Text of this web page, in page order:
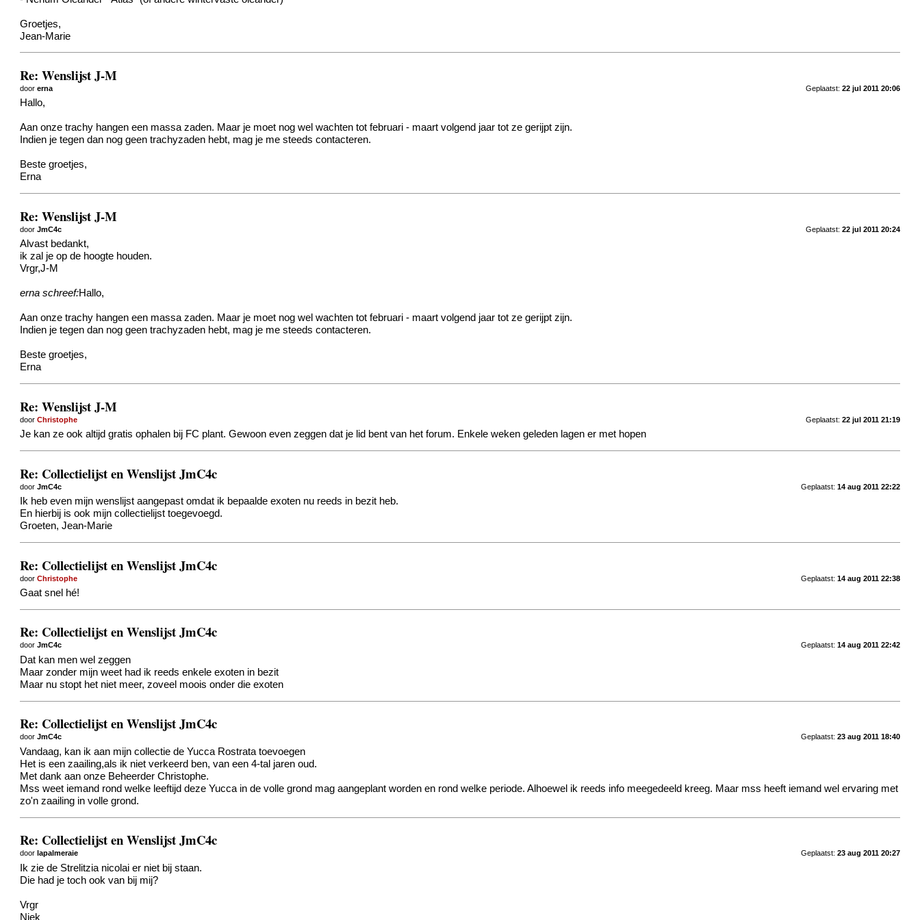
Groetjes,
Jean-Marie
Re: Wenslijst J-M
Geplaatst: 22 jul 2011 20:06
doorerna
Hallo,
Aan onze trachy hangen een massa zaden. Maar je moet nog wel wachten tot februari - maart volgend jaar tot ze gerijpt zijn.
Indien je tegen dan nog geen trachyzaden hebt, mag je me steeds contacteren.
Beste groetjes,
Erna
Re: Wenslijst J-M
Geplaatst: 22 jul 2011 20:24
doorJmC4c
Alvast bedankt,
ik zal je op de hoogte houden.
Vrgr,J-M
erna schreef:Hallo,
Aan onze trachy hangen een massa zaden. Maar je moet nog wel wachten tot februari - maart volgend jaar tot ze gerijpt zijn.
Indien je tegen dan nog geen trachyzaden hebt, mag je me steeds contacteren.
Beste groetjes,
Erna
Re: Wenslijst J-M
Geplaatst: 22 jul 2011 21:19
doorChristophe
Je kan ze ook altijd gratis ophalen bij FC plant. Gewoon even zeggen dat je lid bent van het forum. Enkele weken geleden lagen er met hopen
Re: Collectielijst en Wenslijst JmC4c
Geplaatst: 14 aug 2011 22:22
doorJmC4c
Ik heb even mijn wenslijst aangepast omdat ik bepaalde exoten nu reeds in bezit heb.
En hierbij is ook mijn collectielijst toegevoegd.
Groeten, Jean-Marie
Re: Collectielijst en Wenslijst JmC4c
Geplaatst: 14 aug 2011 22:38
doorChristophe
Gaat snel hé!
Re: Collectielijst en Wenslijst JmC4c
Geplaatst: 14 aug 2011 22:42
doorJmC4c
Dat kan men wel zeggen
Maar zonder mijn weet had ik reeds enkele exoten in bezit
Maar nu stopt het niet meer, zoveel moois onder die exoten
Re: Collectielijst en Wenslijst JmC4c
Geplaatst: 23 aug 2011 18:40
doorJmC4c
Vandaag, kan ik aan mijn collectie de Yucca Rostrata toevoegen
Het is een zaailing,als ik niet verkeerd ben, van een 4-tal jaren oud.
Met dank aan onze Beheerder Christophe.
Mss weet iemand rond welke leeftijd deze Yucca in de volle grond mag aangeplant worden en rond welke periode. Alhoewel ik reeds info meegedeeld kreeg. Maar mss heeft iemand wel ervaring met
zo'n zaailing in volle grond.
Re: Collectielijst en Wenslijst JmC4c
Geplaatst: 23 aug 2011 20:27
door lapalmeraie
Ik zie de Strelitzia nicolai er niet bij staan.
Die had je toch ook van bij mij?
Vrgr
Niek